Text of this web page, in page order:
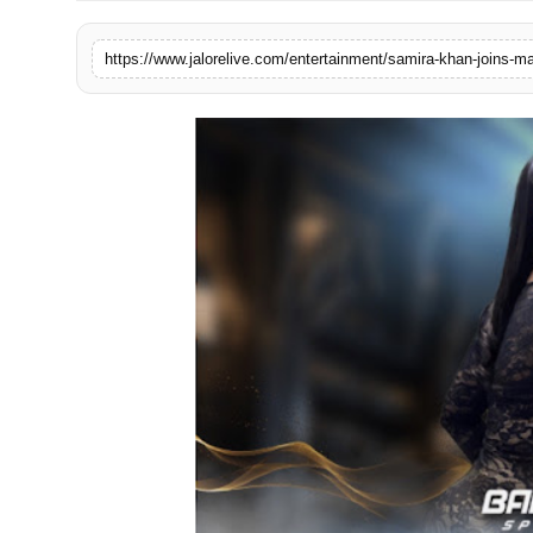
लाइफस्टाइल
https://www.jalorelive.com/entertainment/samira-khan-joins-